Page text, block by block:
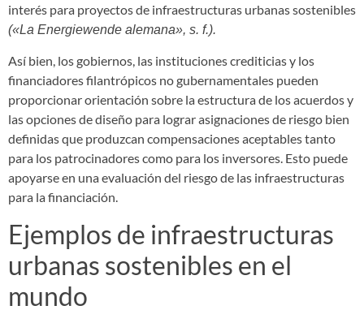
interés para proyectos de infraestructuras urbanas sostenibles
(«La Energiewende alemana», s. f.).
Así bien, los gobiernos, las instituciones crediticias y los
financiadores filantrópicos no gubernamentales pueden
proporcionar orientación sobre la estructura de los acuerdos y
las opciones de diseño para lograr asignaciones de riesgo bien
definidas que produzcan compensaciones aceptables tanto
para los patrocinadores como para los inversores. Esto puede
apoyarse en una evaluación del riesgo de las infraestructuras
para la financiación.
Ejemplos de infraestructuras
urbanas sostenibles en el
mundo